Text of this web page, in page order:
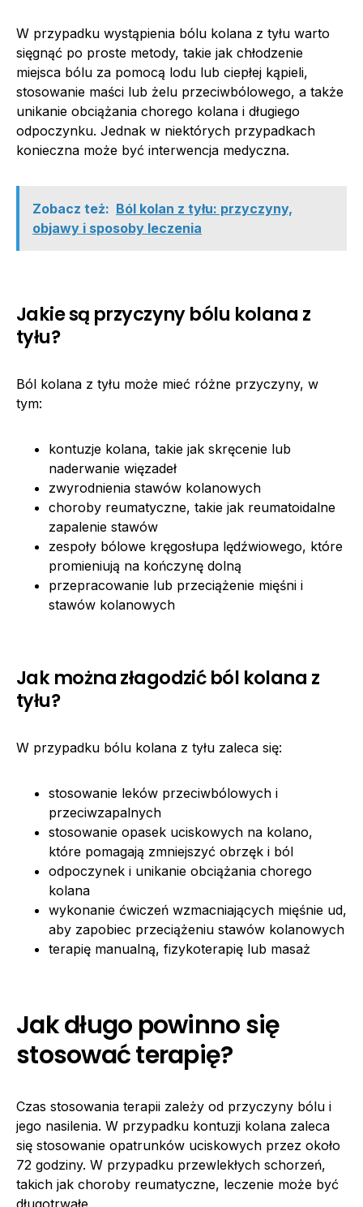
W przypadku wystąpienia bólu kolana z tyłu warto
sięgnąć po proste metody, takie jak chłodzenie
miejsca bólu za pomocą lodu lub ciepłej kąpieli,
stosowanie maści lub żelu przeciwbólowego, a także
unikanie obciążania chorego kolana i długiego
odpoczynku. Jednak w niektórych przypadkach
konieczna może być interwencja medyczna.
Zobacz też: Ból kolan z tyłu: przyczyny,
objawy i sposoby leczenia
Jakie są przyczyny bólu kolana z
tyłu?
Ból kolana z tyłu może mieć różne przyczyny, w
tym:
kontuzje kolana, takie jak skręcenie lub
naderwanie więzadeł
zwyrodnienia stawów kolanowych
choroby reumatyczne, takie jak reumatoidalne
zapalenie stawów
zespoły bólowe kręgosłupa lędźwiowego, które
promieniują na kończynę dolną
przepracowanie lub przeciążenie mięśni i
stawów kolanowych
Jak można złagodzić ból kolana z
tyłu?
W przypadku bólu kolana z tyłu zaleca się:
stosowanie leków przeciwbólowych i
przeciwzapalnych
stosowanie opasek uciskowych na kolano,
które pomagają zmniejszyć obrzęk i ból
odpoczynek i unikanie obciążania chorego
kolana
wykonanie ćwiczeń wzmacniających mięśnie ud,
aby zapobiec przeciążeniu stawów kolanowych
terapię manualną, fizykoterapię lub masaż
Jak długo powinno się
stosować terapię?
Czas stosowania terapii zależy od przyczyny bólu i
jego nasilenia. W przypadku kontuzji kolana zaleca
się stosowanie opatrunków uciskowych przez około
72 godziny. W przypadku przewlekłych schorzeń,
takich jak choroby reumatyczne, leczenie może być
długotrwałe.